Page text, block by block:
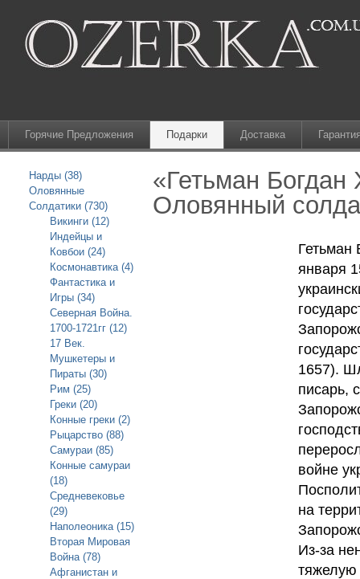
Горячие Предложения Подарки Доставка
Нарды (38)
Оловянные
Солдатики (730)
Викинги (12)
Индейцы и
Ковбои (24)
Космонавтика (4)
Фантастика и
Игры (34)
Северная Война.
1700-1721гг (12)
17 Век.
Мушкетеры и
Пираты (30)
Рим (25)
Греки (20)
Конные греки (2)
Рыцарство (88)
Самураи (85)
Конные самураи
(18)
Средневековье
(29)
Наполеоника (15)
Вторая Мировая
Война (78)
Афганистан и
«Гетьман Богдан
Оловянный
Гетьман
января
1657).
писарь,
войне
на
Из-за
тяжелую